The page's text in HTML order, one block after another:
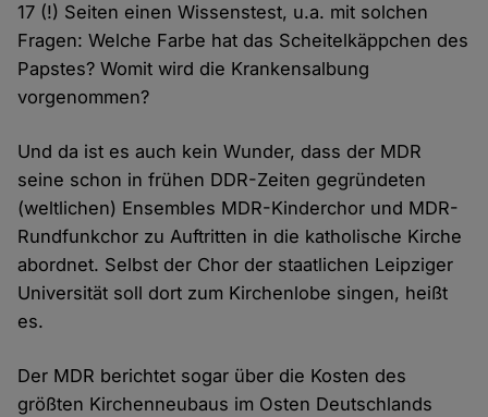
17 (!) Seiten einen Wissenstest, u.a. mit solchen
Fragen: Welche Farbe hat das Scheitelkäppchen des
Papstes? Womit wird die Krankensalbung
vorgenommen?
Und da ist es auch kein Wunder, dass der MDR
seine schon in frühen DDR-Zeiten gegründeten
(weltlichen) Ensembles MDR-Kinderchor und MDR-
Rundfunkchor zu Auftritten in die katholische Kirche
abordnet. Selbst der Chor der staatlichen Leipziger
Universität soll dort zum Kirchenlobe singen, heißt
es.
Der MDR berichtet sogar über die Kosten des
größten Kirchenneubaus im Osten Deutschlands